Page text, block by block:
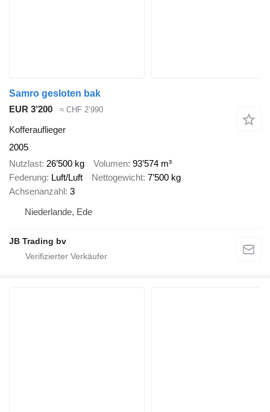
Samro gesloten bak
EUR 3’200
≈ CHF 2’990
Kofferauflieger
2005
Nutzlast 26’500 kg Volumen 93’574 m³
Federung Luft/Luft Nettogewicht 7’500 kg
Achsenanzahl 3
Niederlande, Ede
JB Trading bv